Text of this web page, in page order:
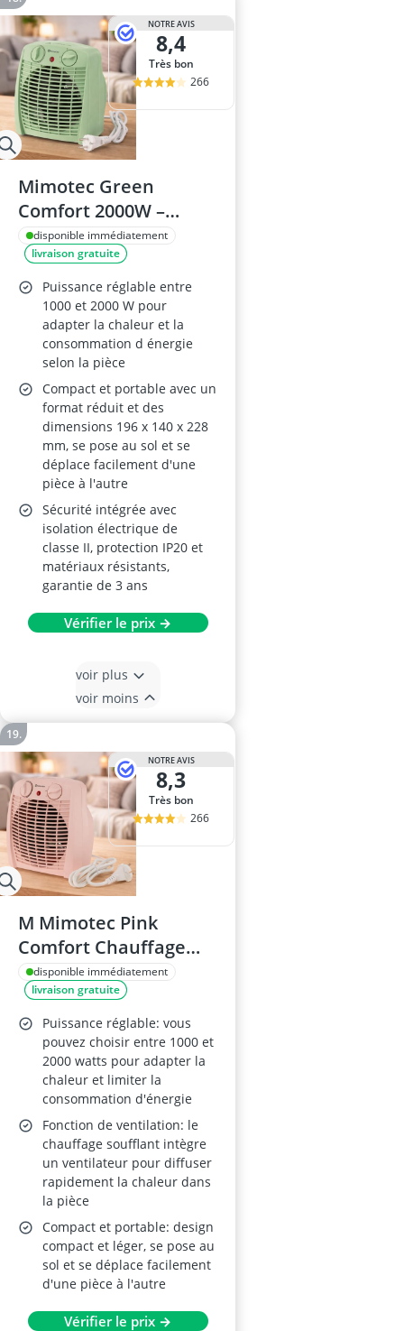
NOTRE AVIS
8,4
Très bon
266
Mimotec Green
Comfort 2000W –
Chauffage soufflant
électrique, double
puissance
1000/2000W, au sol,
portable, faible niveau
sonore
disponible immédiatement
livraison gratuite
Puissance réglable entre
1000 et 2000 W pour
adapter la chaleur et la
consommation d énergie
selon la pièce
Compact et portable avec un
format réduit et des
dimensions 196 x 140 x 228
mm, se pose au sol et se
déplace facilement d'une
pièce à l'autre
Sécurité intégrée avec
isolation électrique de
classe II, protection IP20 et
matériaux résistants,
garantie de 3 ans
Vérifier le prix →
voir plus
voir moins
NOTRE AVIS
8,3
Très bon
266
M Mimotec Pink
Comfort Chauffage
soufflant 2000W –
double puissance
1000/2000W,
chauffage d’appoint
portable
disponible immédiatement
livraison gratuite
Puissance réglable: vous
pouvez choisir entre 1000 et
2000 watts pour adapter la
chaleur et limiter la
consommation d'énergie
Fonction de ventilation: le
chauffage soufflant intègre
un ventilateur pour diffuser
rapidement la chaleur dans
la pièce
Compact et portable: design
compact et léger, se pose au
sol et se déplace facilement
d'une pièce à l'autre
Vérifier le prix →